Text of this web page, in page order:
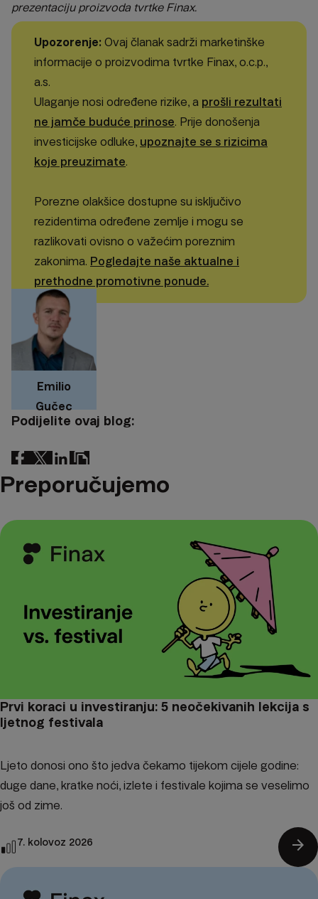
prezentaciju proizvoda tvrtke Finax.
Upozorenje: Ovaj članak sadrži marketinške
informacije o proizvodima tvrtke Finax, o.c.p.,
a.s.
Ulaganje nosi određene rizike, a prošli rezultati
ne jamče buduće prinose. Prije donošenja
investicijske odluke, upoznajte se s rizicima
koje preuzimate.
Porezne olakšice dostupne su isključivo
rezidentima određene zemlje i mogu se
razlikovati ovisno o važećim poreznim
zakonima. Pogledajte naše aktualne i
prethodne promotivne ponude.
Emilio
Gučec
Podijelite ovaj blog:
Preporučujemo
Prvi koraci u investiranju: 5 neočekivanih lekcija s
ljetnog festivala
Ljeto donosi ono što jedva čekamo tijekom cijele godine:
duge dane, kratke noći, izlete i festivale kojima se veselimo
još od zime.
7. kolovoz 2026 arrow_forward